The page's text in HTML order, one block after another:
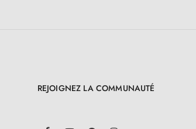
REJOIGNEZ LA COMMUNAUTÉ